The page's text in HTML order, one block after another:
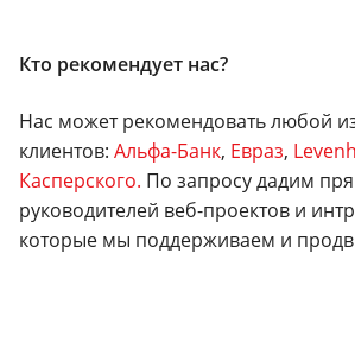
Кто рекомендует нас?
Нас может рекомендовать любой
клиентов: Альфа-Банк, Евраз,
Касперского. По запросу дадим
руководителей веб-проектов и
которые мы поддерживаем и